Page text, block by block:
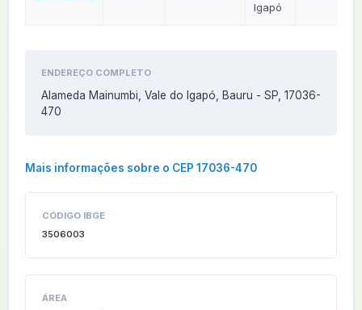
Igapó
ENDEREÇO COMPLETO
Alameda Mainumbi, Vale do Igapó, Bauru - SP, 17036-
470
Mais informações sobre o CEP 17036-470
CÓDIGO IBGE
3506003
ÁREA